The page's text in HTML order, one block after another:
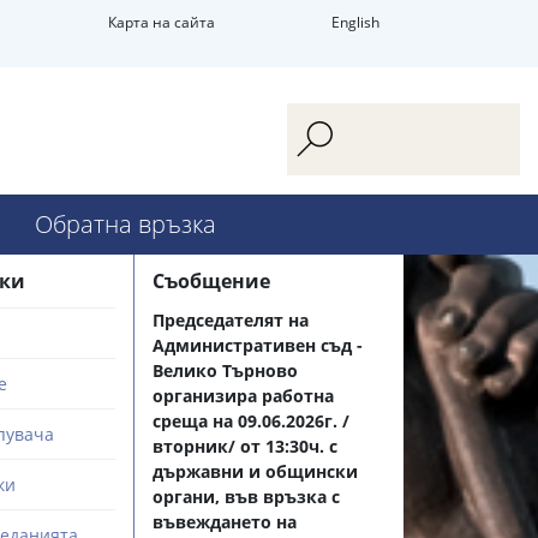
Карта на сайта English
Обратна връзка
Съобщение
Председателят на
Административен съд -
Велико Търново
организира работна
среща на 09.06.2026г. /
вторник/ от 13:30ч. с
държавни и общински
органи, във връзка с
въвеждането на